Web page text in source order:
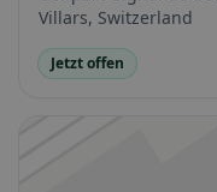
Villars, Switzerland
Jetzt offen